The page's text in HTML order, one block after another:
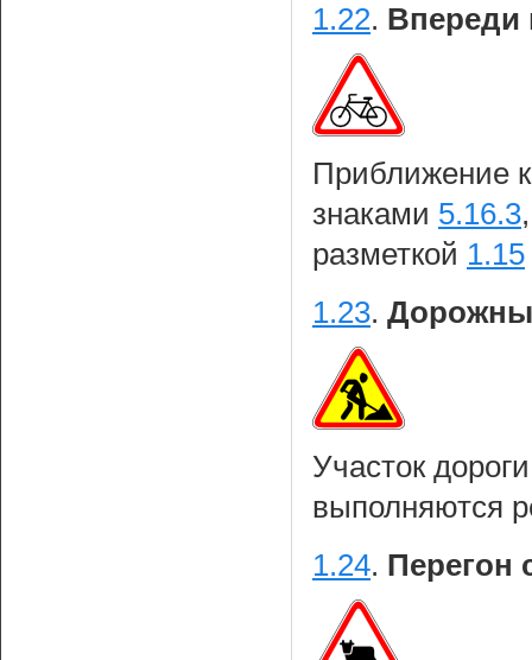
1.22. Впереди
Приближение
знаками 5.16.3
разметкой 1.15
1.23.
Участок
выполняются
1.24. Перегон